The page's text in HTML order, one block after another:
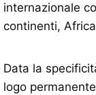
internazionale
continenti,
Data la
logo